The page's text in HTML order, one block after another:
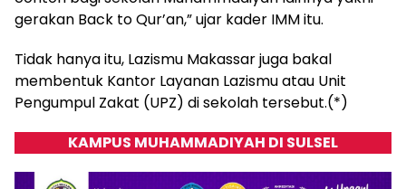
gerakan Back to Qur’an,” ujar kader IMM itu.
Tidak hanya itu, Lazismu Makassar juga bakal
membentuk Kantor Layanan Lazismu atau Unit
Pengumpul Zakat (UPZ) di sekolah tersebut.(*)
KAMPUS MUHAMMADIYAH DI SULSEL